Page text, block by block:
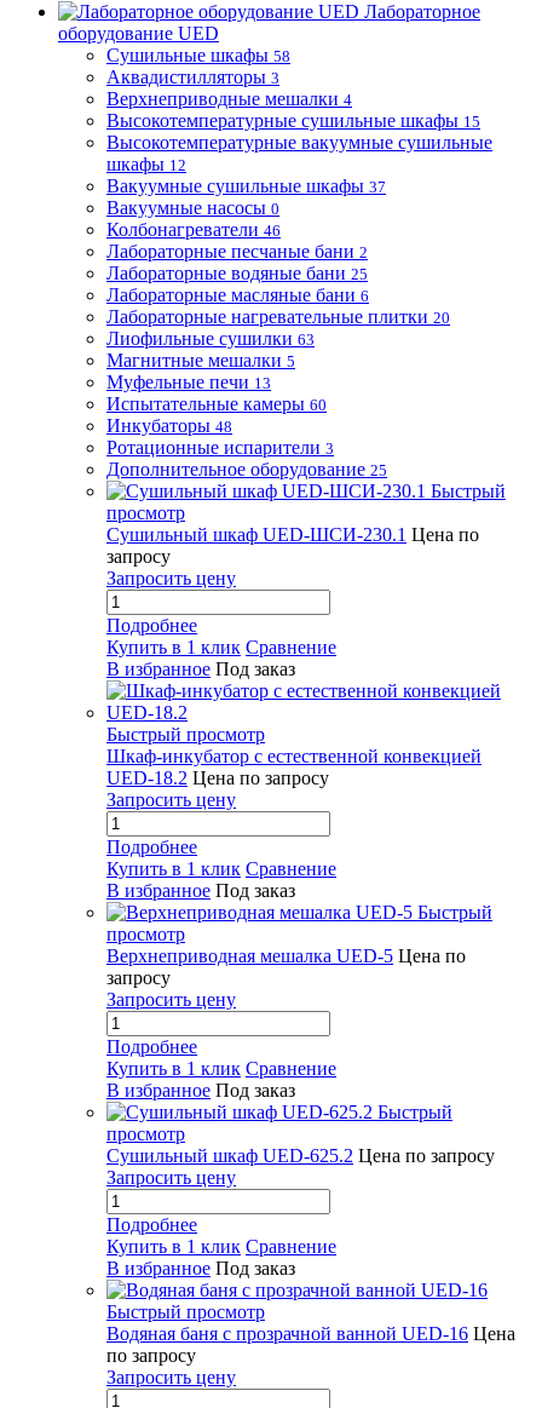
Лабораторное
оборудование UED
Сушильные шкафы 58
Аквадистилляторы 3
Верхнеприводные мешалки 4
Высокотемпературные сушильные шкафы 15
Высокотемпературные вакуумные сушильные
шкафы 12
Вакуумные сушильные шкафы 37
Вакуумные насосы 0
Колбонагреватели 46
Лабораторные песчаные бани 2
Лабораторные водяные бани 25
Лабораторные масляные бани 6
Лабораторные нагревательные плитки 20
Лиофильные сушилки 63
Магнитные мешалки 5
Муфельные печи 13
Испытательные камеры 60
Инкубаторы 48
Ротационные испарители 3
Дополнительное оборудование 25
Быстрый
просмотр
Сушильный шкаф UED-ШСИ-230.1 Цена по
запросу
Запросить цену
Подробнее
Купить в 1 клик Сравнение
В избранное Под заказ
Быстрый просмотр
Шкаф-инкубатор с естественной конвекцией
UED-18.2 Цена по запросу
Запросить цену
Подробнее
Купить в 1 клик Сравнение
В избранное Под заказ
Быстрый
просмотр
Верхнеприводная мешалка UED-5 Цена по
запросу
Запросить цену
Подробнее
Купить в 1 клик Сравнение
В избранное Под заказ
Быстрый
просмотр
Сушильный шкаф UED-625.2 Цена по запросу
Запросить цену
Подробнее
Купить в 1 клик Сравнение
В избранное Под заказ
Быстрый просмотр
Водяная баня с прозрачной ванной UED-16 Цена
по запросу
Запросить цену